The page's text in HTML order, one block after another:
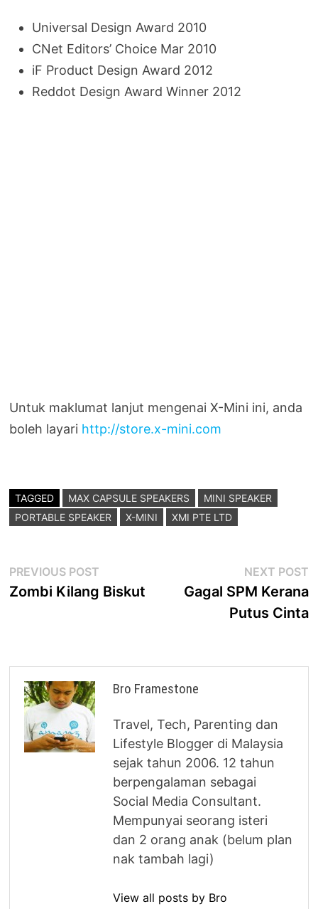
Universal Design Award 2010
CNet Editors’ Choice Mar 2010
iF Product Design Award 2012
Reddot Design Award Winner 2012
Untuk maklumat lanjut mengenai X-Mini ini, anda
boleh layari http://store.x-mini.com
TAGGED MAX CAPSULE SPEAKERS
MINI SPEAKER
PORTABLE SPEAKER
X-MINI XMI PTE LTD
Post
navigation
PREVIOUS POST
post:
Zombi Kilang Biskut
NEXT POST
Gagal SPM Kerana
Putus Cinta
Bro Framestone
Travel, Tech, Parenting dan
Lifestyle Blogger di Malaysia
sejak tahun 2006. 12 tahun
berpengalaman sebagai
Social Media Consultant.
Mempunyai seorang isteri
dan 2 orang anak (belum plan
nak tambah lagi)
View all posts by Bro